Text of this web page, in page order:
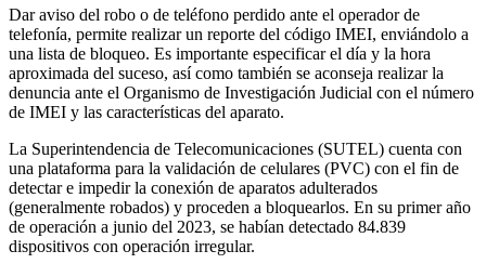
Dar aviso del robo o de teléfono perdido ante el operador de
telefonía, permite realizar un reporte del código IMEI, enviándolo a
una lista de bloqueo. Es importante especificar el día y la hora
aproximada del suceso, así como también se aconseja realizar la
denuncia ante el Organismo de Investigación Judicial con el número
de IMEI y las características del aparato.
La Superintendencia de Telecomunicaciones (SUTEL) cuenta con
una plataforma para la validación de celulares (PVC) con el fin de
detectar e impedir la conexión de aparatos adulterados
(generalmente robados) y proceden a bloquearlos. En su primer año
de operación a junio del 2023, se habían detectado 84.839
dispositivos con operación irregular.